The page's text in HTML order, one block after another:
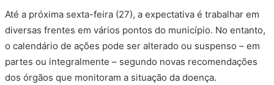
Até a próxima sexta-feira (27), a expectativa é trabalhar em
diversas frentes em vários pontos do município. No entanto,
o calendário de ações pode ser alterado ou suspenso – em
partes ou integralmente – segundo novas recomendações
dos órgãos que monitoram a situação da doença.